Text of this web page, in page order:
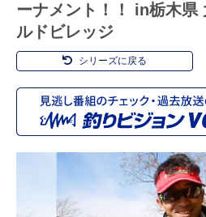
ーナメント！！ in栃木県
ルドビレッジ
シリーズに戻る